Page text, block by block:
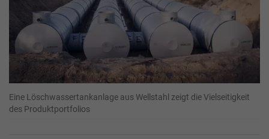
Eine Löschwassertankanlage aus Wellstahl zeigt die Vielseitigkeit
des Produktportfolios